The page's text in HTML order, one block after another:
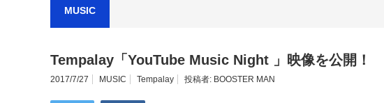
MUSIC
Tempalay「YouTube Music Night 」映像を公開！
2017/7/27 MUSIC Tempalay 投稿者: BOOSTER MAN